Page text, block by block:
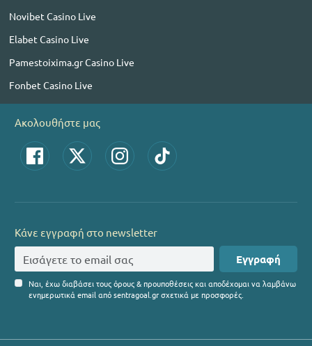
Novibet Casino Live
Elabet Casino Live
Pamestoixima.gr Casino Live
Fonbet Casino Live
Ακολουθήστε μας
Κάνε εγγραφή στο newsletter
Εγγραφή
Ναι, έχω διαβάσει τους όρους & προυποθέσεις και αποδέχομαι να λαμβάνω
ενημερωτικά email από sentragoal.gr σχετικά με προσφορές.